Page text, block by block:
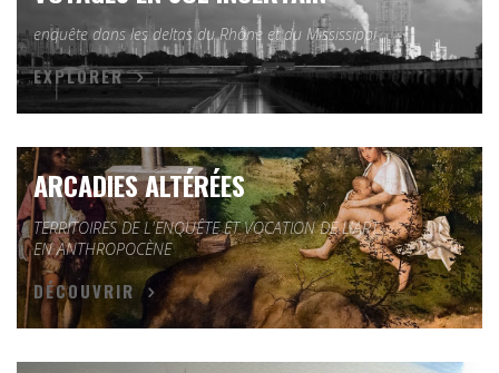
enquête dans les deltas du Rhône et du Mississippi
EXPLORER
ARCADIES ALTÉRÉES
TERRITOIRES DE L'ENQUÊTE ET VOCATION DE L'ART
EN ANTHROPOCÈNE
DÉCOUVRIR